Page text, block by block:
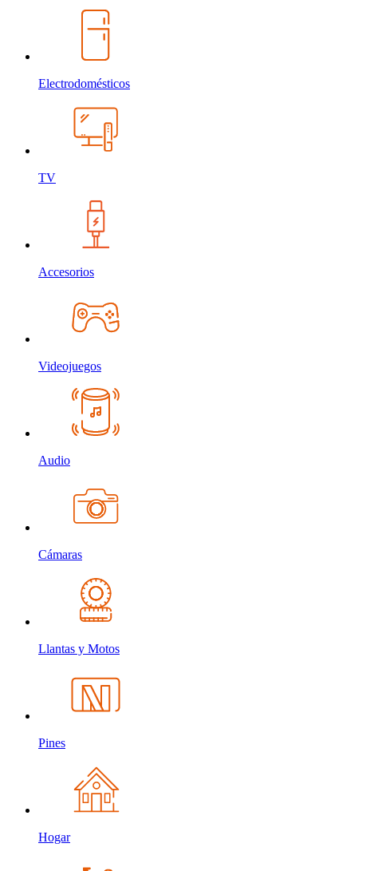
Electrodomésticos
TV
Accesorios
Videojuegos
Audio
Cámaras
Llantas y Motos
Pines
Hogar